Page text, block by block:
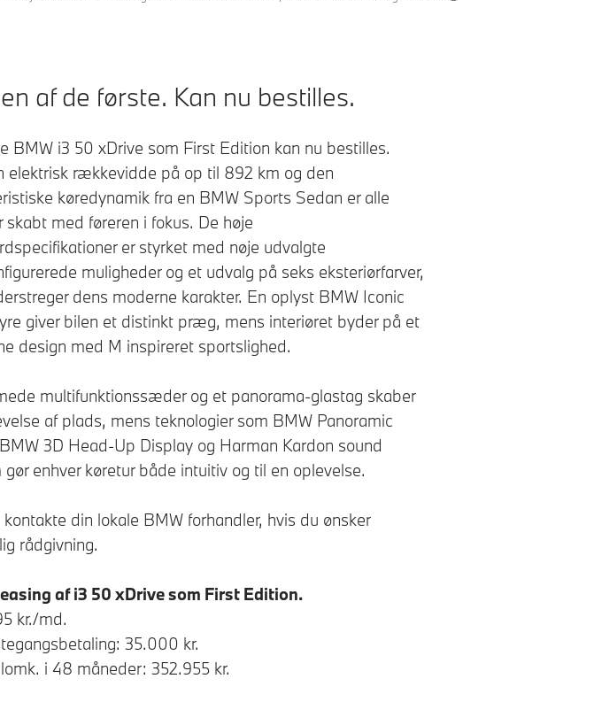
af de første. Kan nu bestilles.
BMW i3 50 xDrive som First Edition kan nu bestilles.
elektrisk rækkevidde på op til 892 km og den
køredynamik fra en BMW Sports Sedan er alle
skabt med føreren i fokus. De høje
er styrket med nøje udvalgte
muligheder og et udvalg på seks eksteriørfarver,
dens moderne karakter. En oplyst BMW Iconic
giver bilen et distinkt præg, mens interiøret byder på et
design med M inspireret sportslighed.
multifunktionssæder og et panorama-glastag skaber
af plads, mens teknologier som BMW Panoramic
3D Head-Up Display og Harman Kardon sound
gør enhver køretur både intuitiv og til en oplevelse.
kontakte din lokale BMW forhandler, hvis du ønsker
rådgivning.
af i3 50 xDrive som First Edition.
kr./md.
35.000 kr.
i 48 måneder: 352.955 kr.